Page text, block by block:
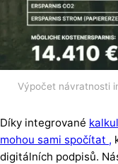
Výpočet návratnosti
Díky integrované
mohou sami spočítat ,
digitálních podpisů.